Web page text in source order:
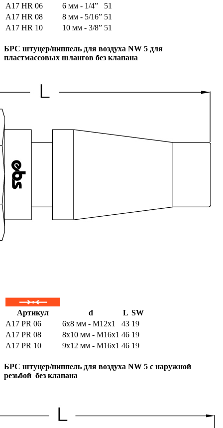
A17 HR 06
6 мм - 1/4”
51
A17 HR 08
8 мм - 5/16” 51
A17 HR 10
10 мм - 3/8” 51
БРС штуцер/ниппель для воздуха NW 5 для
пластмассовых шлангов без клапана
Артикул d L SW
A17 PR 06
6x8 мм - M12x1 43 19
A17 PR 08
8x10 мм - M16x1 46 19
A17 PR 10
9x12 мм - M16x1 46 19
БРС штуцер/ниппель для воздуха NW 5 с наружной
резьбой без клапана